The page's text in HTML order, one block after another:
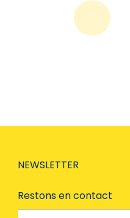
NEWSLETTER
Restons en contact